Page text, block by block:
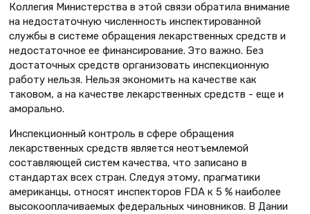
Коллегия Министерства в этой связи обратила внимание
на недостаточную численность инспектированной
службы в системе обращения лекарственных средств и
недостаточное ее финансирование. Это важно. Без
достаточных средств организовать инспекционную
работу нельзя. Нельзя экономить на качестве как
таковом, а на качестве лекарственных средств - еще и
аморально.
Инспекционный контроль в сфере обращения
лекарственных средств является неотъемлемой
составляющей систем качества, что записано в
стандартах всех стран. Следуя этому, прагматики
американцы, относят инспекторов FDA к 5 % наиболее
высокооплачиваемых федеральных чиновников. В Дании